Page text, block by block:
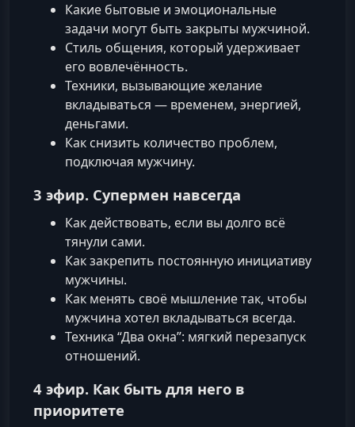
Какие бытовые и эмоциональные
задачи могут быть закрыты мужчиной.
Стиль общения, который удерживает
его вовлечённость.
Техники, вызывающие желание
вкладываться — временем, энергией,
деньгами.
Как снизить количество проблем,
подключая мужчину.
3 эфир. Супермен навсегда
Как действовать, если вы долго всё
тянули сами.
Как закрепить постоянную инициативу
мужчины.
Как менять своё мышление так, чтобы
мужчина хотел вкладываться всегда.
Техника “Два окна”: мягкий перезапуск
отношений.
4 эфир. Как быть для него в
приоритете